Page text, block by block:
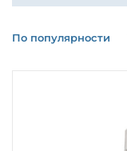
По популярности